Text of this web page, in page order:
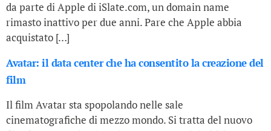
da parte di Apple di iSlate.com, un domain name
rimasto inattivo per due anni. Pare che Apple abbia
acquistato […]
Avatar: il data center che ha consentito la creazione del
film
Il film Avatar sta spopolando nelle sale
cinematografiche di mezzo mondo. Si tratta del nuovo